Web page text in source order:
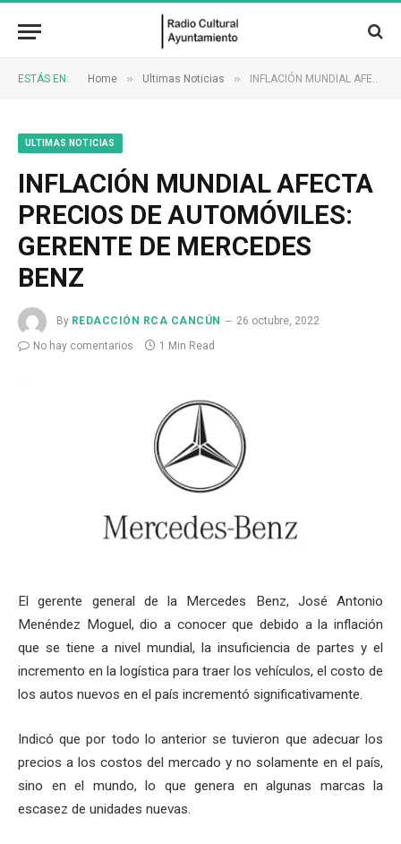
ESTÁS EN: Home » Ultimas Noticias » INFLACIÓN MUNDIAL AFECTA PRECIOS DE AUTOMÓVILES: GERENTE DE MERCEDES BENZ
ULTIMAS NOTICIAS
INFLACIÓN MUNDIAL AFECTA
PRECIOS DE AUTOMÓVILES:
GERENTE DE MERCEDES
BENZ
By REDACCIÓN RCA CANCÚN
26 octubre, 2022
No hay comentarios
1 Min Read
El gerente general de la Mercedes Benz, José Antonio
Menéndez Moguel, dio a conocer que debido a la inflación
que se tiene a nivel mundial, la insuficiencia de partes y el
incremento en la logística para traer los vehículos, el costo de
los autos nuevos en el país incrementó significativamente.
Indicó que por todo lo anterior se tuvieron que adecuar los
precios a los costos del mercado y no solamente en el país,
sino en el mundo, lo que genera en algunas marcas la
escasez de unidades nuevas.